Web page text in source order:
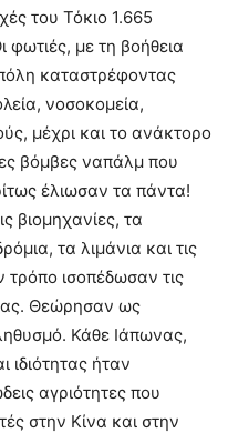
του Τόκιο 1.665
με τη βοήθεια
καταστρέφοντας
νοσοκομεία,
μέχρι και το ανάκτορο
βόμβες ναπάλμ που
έλιωσαν τα πάντα!
βιομηχανίες, τα
τα λιμάνια και τις
τρόπο ισοπέδωσαν τις
Θεώρησαν ως
Κάθε Ιάπωνας,
ιδιότητας ήταν
αγριότητες που
στην Κίνα και στην